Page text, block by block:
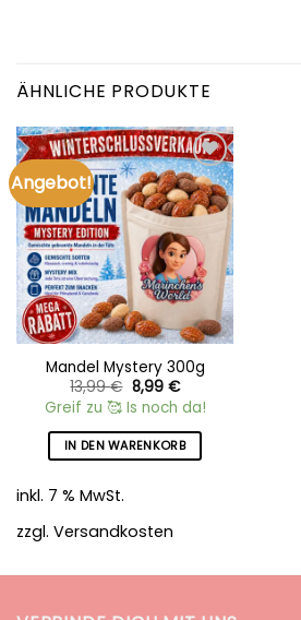
ÄHNLICHE PRODUKTE
Angebot!
Add to
wishlist
Mandel Mystery 300g
13,99€ Ursprünglicher
Preis
war:
13,99 €
8,99 €Aktueller
Preis
ist:
8,99 €.
Greif zu 🥰 Is noch da!
IN DEN WARENKORB
inkl. 7 % MwSt.
zzgl. Versandkosten